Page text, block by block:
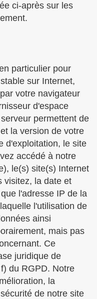
ci-après sur les
particulier pour
sur Internet,
votre navigateur
d'espace
permettent de
la version de votre
d'exploitation, le site
accédé à notre
le(s) site(s) Internet
visitez, la date et
l'adresse IP de la
l'utilisation de
ainsi
mais pas
Ce
juridique de
du RGPD. Notre
la
de notre site